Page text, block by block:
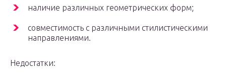
наличие различных геометрических форм;
совместимость с различными стилистическими
направлениями.
Недостатки: